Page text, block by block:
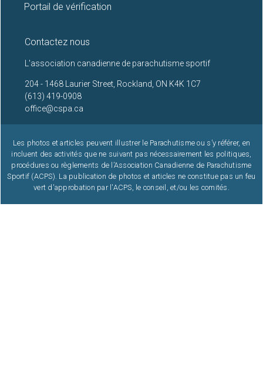
Portail de vérification
Contactez nous
L'association canadienne de parachutisme sportif
204 - 1468 Laurier Street, Rockland, ON K4K 1C7
(613) 419-0908
office@cspa.ca
Les photos et articles peuvent illustrer le Parachutisme ou s’y référer, en
incluent des activités que ne suivant pas nécessairement les politiques,
procédures ou règlements de l’Association Canadienne de Parachutisme
Sportif (ACPS). La publication de photos et articles ne constitue pas un feu
vert d'approbation par l'ACPS, le conseil, et/ou les comités.